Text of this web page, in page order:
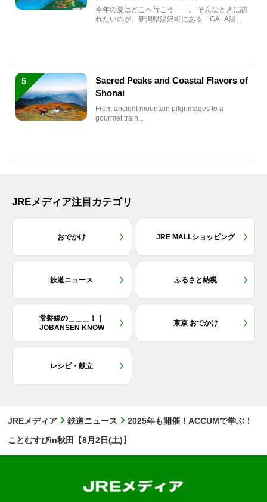
まれ変わる
今年の夏はどこへ行こう――。 そんなときに訪
れたいのが、新潟県湯沢町にある「GALA湯
5
Sacred Peaks and Coastal Flavors of
Shonai
From ancient mountain pilgrimages to a
gourmet train...
JREメディア注目カテゴリ
おでかけ JRE MALLショッピング
鉄道ニュース ふるさと納税
常磐線の＿＿＿！｜
JOBANSEN KNOW
東京 おでかけ
レシピ・献立
JREメディア 鉄道ニュース
2025年も開催！ACCUMで学ぶ！
ことむすびin秋田【8月2日(土)】